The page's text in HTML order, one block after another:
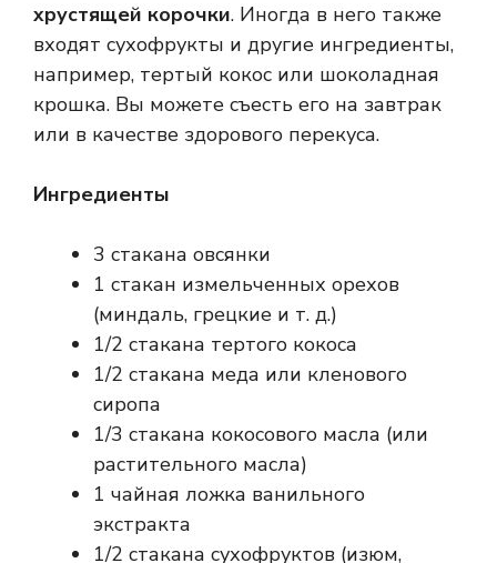
хрустящей корочки. Иногда в него также
входят сухофрукты и другие ингредиенты,
например, тертый кокос или шоколадная
крошка. Вы можете съесть его на завтрак
или в качестве здорового перекуса.
Ингредиенты
3 стакана овсянки
1 стакан измельченных орехов
(миндаль, грецкие и т. д.)
1/2 стакана тертого кокоса
1/2 стакана меда или кленового
сиропа
1/3 стакана кокосового масла (или
растительного масла)
1 чайная ложка ванильного
экстракта
1/2 стакана сухофруктов (изюм,